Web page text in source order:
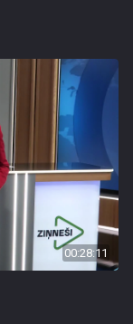
00:28:11